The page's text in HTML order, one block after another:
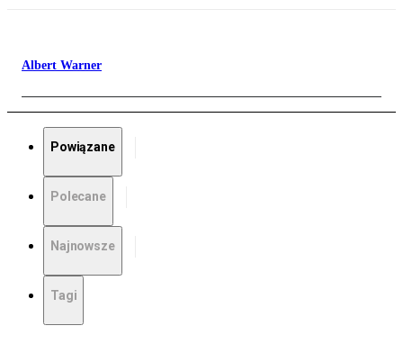
Albert Warner
Powiązane
Polecane
Najnowsze
Tagi